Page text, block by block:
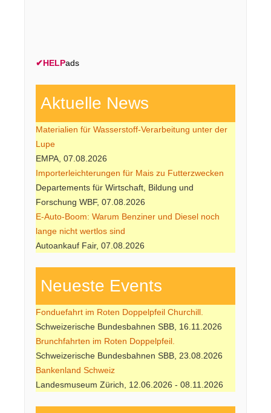
✔HELPads
Aktuelle News
Materialien für Wasserstoff-Verarbeitung unter der
Lupe
EMPA, 07.08.2026
Importerleichterungen für Mais zu Futterzwecken
Departements für Wirtschaft, Bildung und
Forschung WBF, 07.08.2026
E-Auto-Boom: Warum Benziner und Diesel noch
lange nicht wertlos sind
Autoankauf Fair, 07.08.2026
Neueste Events
Fonduefahrt im Roten Doppelpfeil Churchill.
Schweizerische Bundesbahnen SBB, 16.11.2026
Brunchfahrten im Roten Doppelpfeil.
Schweizerische Bundesbahnen SBB, 23.08.2026
Bankenland Schweiz
Landesmuseum Zürich, 12.06.2026 - 08.11.2026